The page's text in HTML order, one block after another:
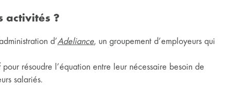
activités ?
d’Adeliance, un groupement d’employeurs qui
résoudre l’équation entre leur nécessaire besoin de
salariés.